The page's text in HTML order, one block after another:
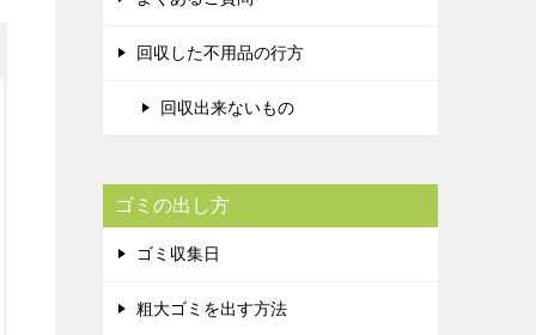
回収した不用品の行方
回収出来ないもの
ゴミの出し方
ゴミ収集日
粗大ゴミを出す方法